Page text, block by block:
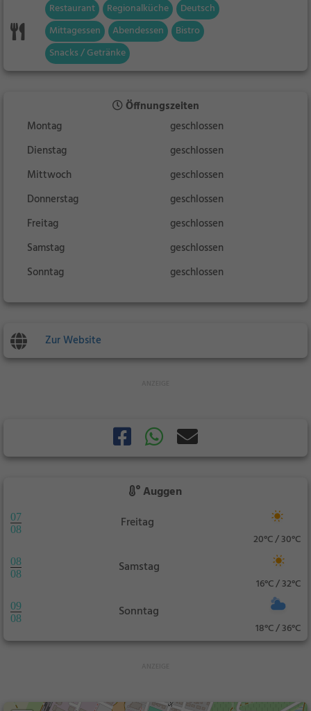
Restaurant Regionalküche
Deutsch
Mittagessen
Abendessen
Bistro
Snacks / Getränke
Öffnungszeiten
Montag
geschlossen
Dienstag
geschlossen
Mittwoch
geschlossen
Donnerstag
geschlossen
Freitag
geschlossen
Samstag
geschlossen
Sonntag
geschlossen
Zur Website
Auggen
07
08
Freitag
20°C / 30°C
08
08
Samstag
16°C / 32°C
09
08
Sonntag
18°C / 36°C